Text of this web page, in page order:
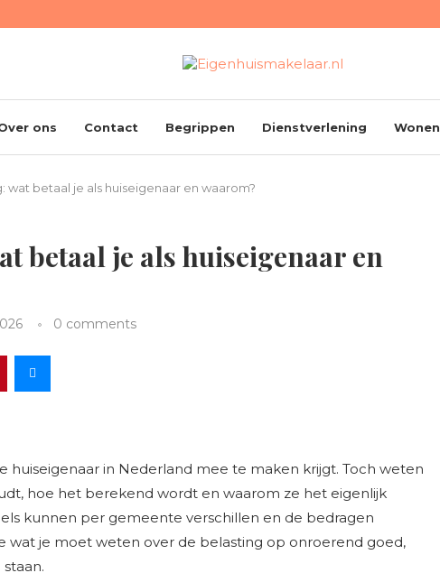
ons Contact Begrippen Dienstverlening Wonen
wat betaal je als huiseigenaar en waarom?
betaal je als huiseigenaar en
0 comments
huiseigenaar in Nederland mee te maken krijgt. Toch weten
hoe het berekend wordt en waarom ze het eigenlijk
kunnen per gemeente verschillen en de bedragen
wat je moet weten over de belasting op onroerend goed,